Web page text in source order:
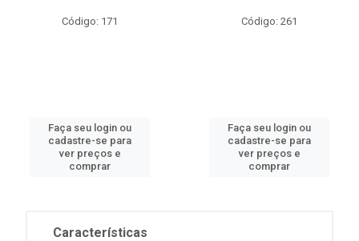
Código: 171
Faça seu login ou
cadastre-se para
ver preços e
comprar
Código: 261
Faça seu login ou
cadastre-se para
ver preços e
comprar
Características